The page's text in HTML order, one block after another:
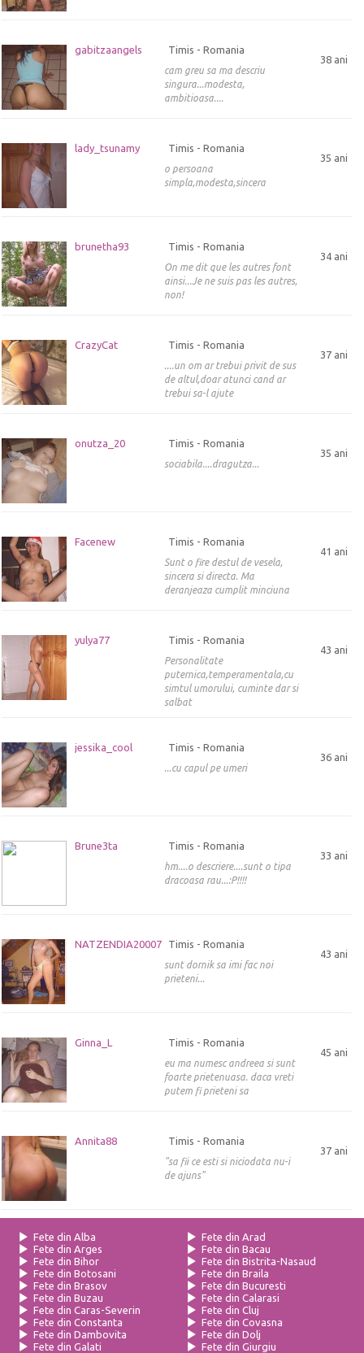
gabitzaangels
38 ani
Timis - Romania
cam greu sa ma descriu
singura...modesta,
ambitioasa....
lady_tsunamy
35 ani
Timis - Romania
o persoana
simpla,modesta,sincera
brunetha93
34 ani
Timis - Romania
On me dit que les autres font
ainsi...Je ne suis pas les autres,
non!
CrazyCat
37 ani
Timis - Romania
....un om ar trebui privit de sus
de altul,doar atunci cand ar
trebui sa-l ajute
onutza_20
35 ani
Timis - Romania
sociabila....dragutza...
Facenew
41 ani
Timis - Romania
Sunt o fire destul de vesela,
sincera si directa. Ma
deranjeaza cumplit minciuna
yulya77
43 ani
Timis - Romania
Personalitate
puternica,temperamentala,cu
simtul umorului, cuminte dar si
salbat
jessika_cool
36 ani
Timis - Romania
...cu capul pe umeri
Brune3ta
33 ani
Timis - Romania
hm....o descriere....sunt o tipa
dracoasa rau...:P!!!!
NATZENDIA20007
43 ani
Timis - Romania
sunt dornik sa imi fac noi
prieteni...
Ginna_L
45 ani
Timis - Romania
eu ma numesc andreea si sunt
foarte prietenuasa. daca vreti
putem fi prieteni sa
Annita88
37 ani
Timis - Romania
"sa fii ce esti si niciodata nu-i
de ajuns"
Fete din Alba
Fete din Arad
Fete din Arges
Fete din Bacau
Fete din Bihor
Fete din Bistrita-Nasaud
Fete din Botosani
Fete din Braila
Fete din Brasov
Fete din Bucuresti
Fete din Buzau
Fete din Calarasi
Fete din Caras-Severin
Fete din Cluj
Fete din Constanta
Fete din Covasna
Fete din Dambovita
Fete din Dolj
Fete din Galati
Fete din Giurgiu